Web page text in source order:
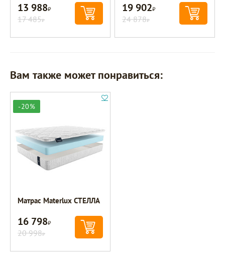
13 988Р
17 485Р
19 902Р
24 878Р
Вам также может понравиться:
-20%
Матрас Materlux СТЕЛЛА
16 798Р
20 998Р